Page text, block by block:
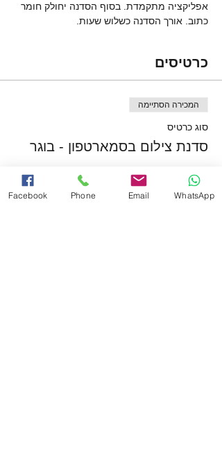
אפליקציה מתקמדת. בסוף הסדנה יחולק חומר
כתוב. אורך הסדנה כשלוש שעות.
כרטיסים
המכירה הסתיימה
סוג כרטיס
סדנת צילום בסמארטפון - בוגר
פרטים נוספים
מחיר Facebook Phone Email WhatsApp